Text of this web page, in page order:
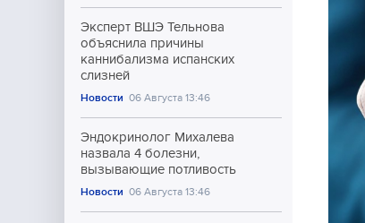
Эксперт ВШЭ Тельнова
объяснила причины
каннибализма испанских
слизней
Новости 06 Августа 13:46
Эндокринолог Михалева
назвала 4 болезни,
вызывающие потливость
Новости 06 Августа 13:46